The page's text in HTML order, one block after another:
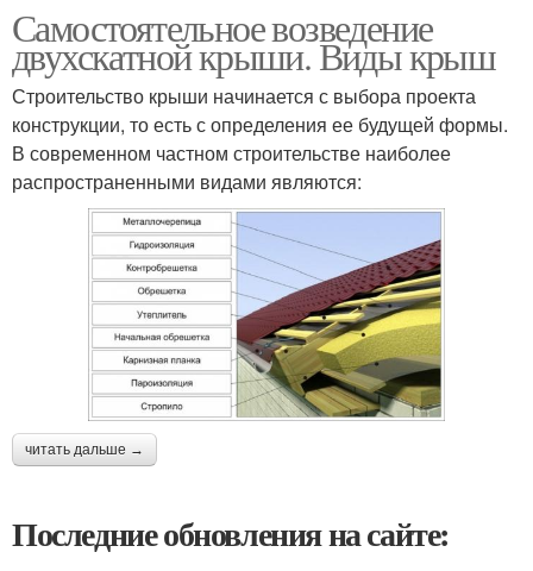
Самостоятельное возведение
двухскатной крыши. Виды крыш
Строительство крыши начинается с выбора проекта
конструкции, то есть с определения ее будущей формы.
В современном частном строительстве наиболее
распространенными видами являются:
читать дальше →
Последние обновления на сайте: